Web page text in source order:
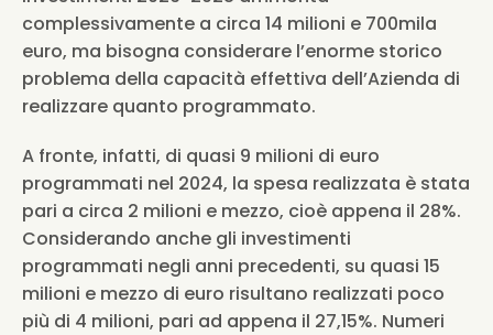
complessivamente a circa 14 milioni e 700mila
euro, ma bisogna considerare l’enorme storico
problema della capacità effettiva dell’Azienda di
realizzare quanto programmato.
A fronte, infatti, di quasi 9 milioni di euro
programmati nel 2024, la spesa realizzata è stata
pari a circa 2 milioni e mezzo, cioè appena il 28%.
Considerando anche gli investimenti
programmati negli anni precedenti, su quasi 15
milioni e mezzo di euro risultano realizzati poco
più di 4 milioni, pari ad appena il 27,15%. Numeri